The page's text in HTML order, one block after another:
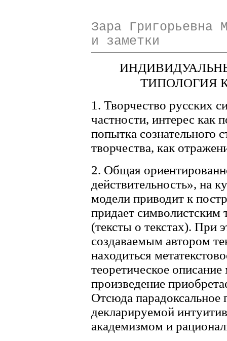
Зара Григорьевна
и заметки
ТИПОЛОГИЯ
1. Творчество русских
частности, интерес как
попытка сознательного
творчества, как
2. Общая
действительность», на
модели приводит к
придает символистским
(тексты о текстах). При
создаваемым автором
находиться
теоретическое
произведение
Отсюда
декларируемой
академизмом и